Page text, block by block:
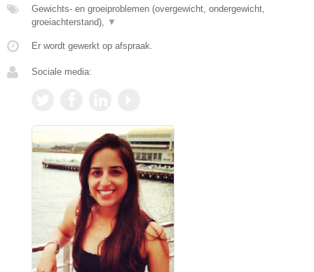
Gewichts- en groeiproblemen (overgewicht, ondergewicht,
groeiachterstand), ▼
Er wordt gewerkt op afspraak.
Sociale media: